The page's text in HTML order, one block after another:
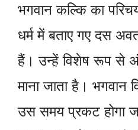
भगवान कल्कि का
धर्म में बताए गए दस
हैं। उन्हें विशेष रूप से
माना जाता है। भगवान
उस समय प्रकट होगा